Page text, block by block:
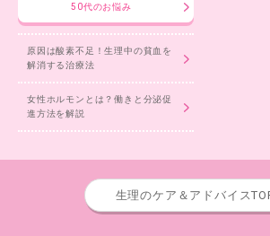
50代のお悩み
原因は酸素不足！生理中の貧血を
解消する治療法
女性ホルモンとは？働きと分泌促
進方法を解説
生理のケア＆アドバイス